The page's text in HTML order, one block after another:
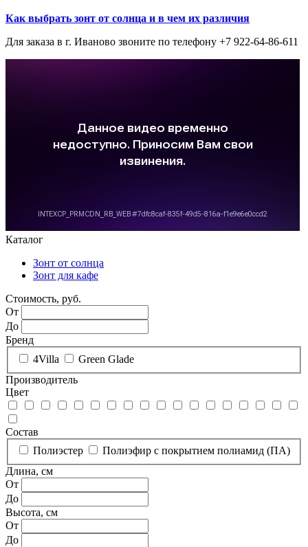
Как выбрать зонт от солнца и в чем их различия
Для заказа в г. Иваново звоните по телефону +7 922-64-86-611
Каталог
Зонт от солнца
Зонт для кафе
Стоимость, руб.
От
До
Бренд
4Villa
Green Glade
Производитель
Цвет
Состав
Полиэстер
Полиэфир с покрытием полиамид (ПА)
Длина, см
От
До
Высота, см
От
До